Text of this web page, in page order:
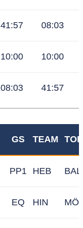
41:57 08:03
10:00 10:00
08:03 41:57
GS TEAM
PP1 HEB
EQ HIN